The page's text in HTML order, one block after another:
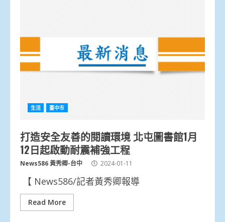
生活 臺中市
打造安全友善的閱讀環境 北屯圖書館1月
12日起啟動耐震補強工程
News586 黃秀卿-台中 2024-01-11
【 News586/記者黃秀卿報導
Read More